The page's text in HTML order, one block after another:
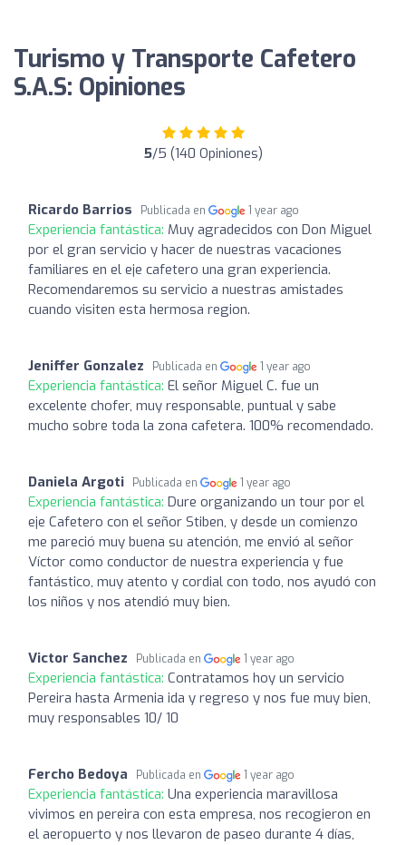
Turismo y Transporte Cafetero
S.A.S: Opiniones
5/5 (140 Opiniones)
Ricardo Barrios Publicada en 1 year ago
Experiencia fantástica: Muy agradecidos con Don Miguel
por el gran servicio y hacer de nuestras vacaciones
familiares en el eje cafetero una gran experiencia.
Recomendaremos su servicio a nuestras amistades
cuando visiten esta hermosa region.
Jeniffer Gonzalez Publicada en 1 year ago
Experiencia fantástica: El señor Miguel C. fue un
excelente chofer, muy responsable, puntual y sabe
mucho sobre toda la zona cafetera. 100% recomendado.
Daniela Argoti Publicada en 1 year ago
Experiencia fantástica: Dure organizando un tour por el
eje Cafetero con el señor Stiben, y desde un comienzo
me pareció muy buena su atención, me envió al señor
Víctor como conductor de nuestra experiencia y fue
fantástico, muy atento y cordial con todo, nos ayudó con
los niños y nos atendió muy bien.
Victor Sanchez Publicada en 1 year ago
Experiencia fantástica: Contratamos hoy un servicio
Pereira hasta Armenia ida y regreso y nos fue muy bien,
muy responsables 10/ 10
Fercho Bedoya Publicada en 1 year ago
Experiencia fantástica: Una experiencia maravillosa
vivimos en pereira con esta empresa, nos recogieron en
el aeropuerto y nos llevaron de paseo durante 4 días,